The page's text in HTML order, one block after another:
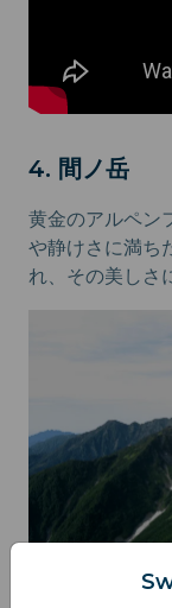
4. 間ノ岳
黄金のアルペン
や静けさに満ち
れ、その美しさ